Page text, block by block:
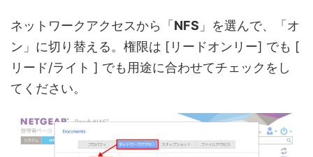
ネットワークアクセスから「 NFS 」を選んで、「オ
ン」に切り替える。権限は [リードオンリー] でも [
リード/ライト ] でも用途に合わせてチェックをし
てください。